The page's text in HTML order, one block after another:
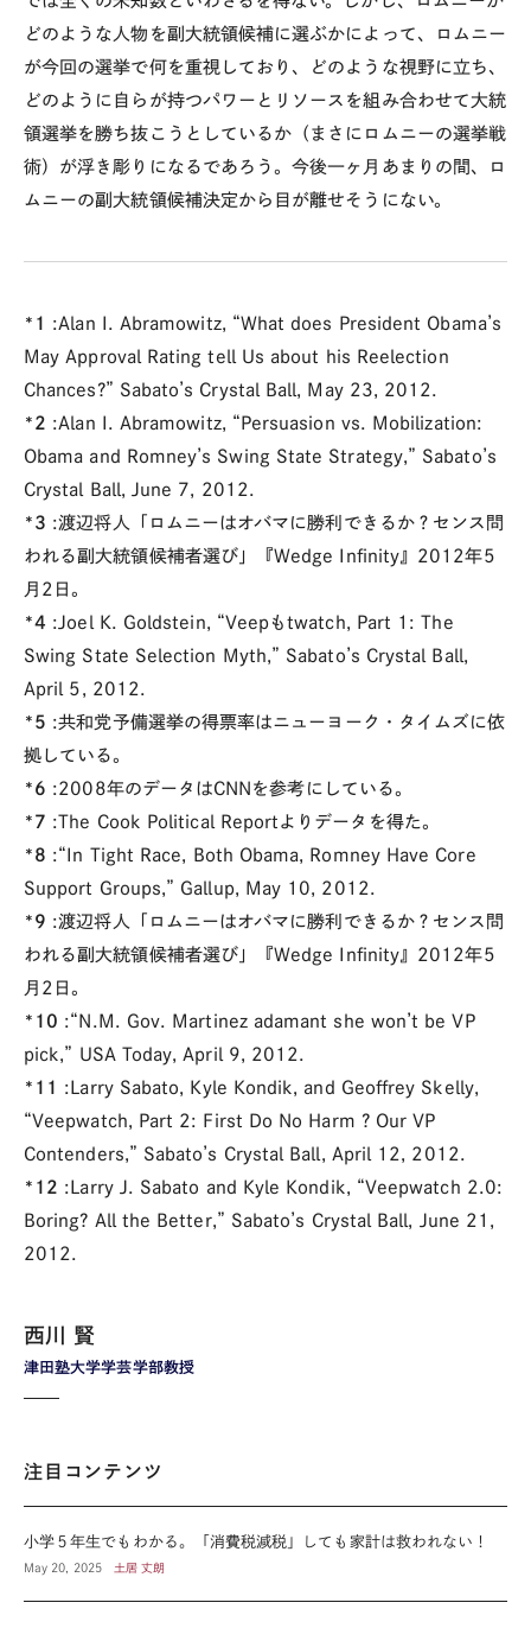
どのような人物を副大統領候補に選ぶかによって、ロムニー
が今回の選挙で何を重視しており、どのような視野に立ち、
どのように自らが持つパワーとリソースを組み合わせて大統
領選挙を勝ち抜こうとしているか（まさにロムニーの選挙戦
術）が浮き彫りになるであろう。今後一ヶ月あまりの間、ロ
ムニーの副大統領候補決定から目が離せそうにない。
*1 :Alan I. Abramowitz, “What does President Obama’s
May Approval Rating tell Us about his Reelection
Chances?” Sabato’s Crystal Ball, May 23, 2012.
*2 :Alan I. Abramowitz, “Persuasion vs. Mobilization:
Obama and Romney’s Swing State Strategy,” Sabato’s
Crystal Ball, June 7, 2012.
*3 :渡辺将人「ロムニーはオバマに勝利できるか？センス問
われる副大統領候補者選び」『Wedge Infinity』2012年5
月2日。
*4 :Joel K. Goldstein, “Veepもtwatch, Part 1: The
Swing State Selection Myth,” Sabato’s Crystal Ball,
April 5, 2012.
*5 :共和党予備選挙の得票率はニューヨーク・タイムズに依
拠している。
*6 :2008年のデータはCNNを参考にしている。
*7 :The Cook Political Reportよりデータを得た。
*8 :“In Tight Race, Both Obama, Romney Have Core
Support Groups,” Gallup, May 10, 2012.
*9 :渡辺将人「ロムニーはオバマに勝利できるか？センス問
われる副大統領候補者選び」『Wedge Infinity』2012年5
月2日。
*10 :“N.M. Gov. Martinez adamant she won’t be VP
pick,” USA Today, April 9, 2012.
*11 :Larry Sabato, Kyle Kondik, and Geoffrey Skelly,
“Veepwatch, Part 2: First Do No Harm ? Our VP
Contenders,” Sabato’s Crystal Ball, April 12, 2012.
*12 :Larry J. Sabato and Kyle Kondik, “Veepwatch 2.0:
Boring? All the Better,” Sabato’s Crystal Ball, June 21,
2012.
津田塾大学学芸学部教授
西川 賢
注目コンテンツ
小学５年生でもわかる。「消費税減税」しても家計は救われない！
May 20, 2025 土居 丈朗